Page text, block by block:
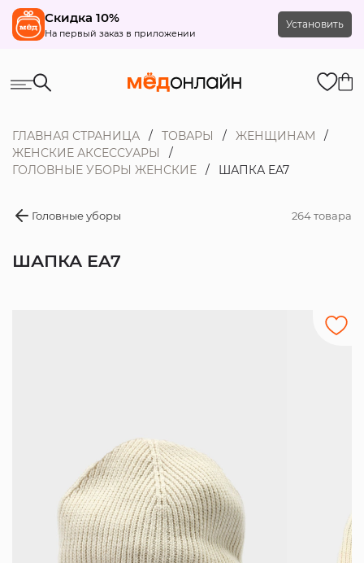
Скидка 10%
На первый заказ в приложении
Установить
ГЛАВНАЯ СТРАНИЦА ТОВАРЫ
ЖЕНЩИНАМ
ЖЕНСКИЕ АКСЕССУАРЫ
ГОЛОВНЫЕ УБОРЫ ЖЕНСКИЕ
ШАПКА EA7
Головные уборы 264 товара
ШАПКА EA7